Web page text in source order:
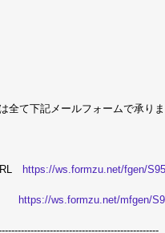
全て下記メールフォームで承り
https://ws.formzu.net/fgen/
https://ws.formzu.net/mfgen/